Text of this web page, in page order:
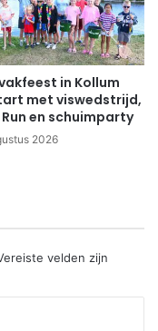
in Kollum
met viswedstrijd,
en schuimparty
2026
velden zijn